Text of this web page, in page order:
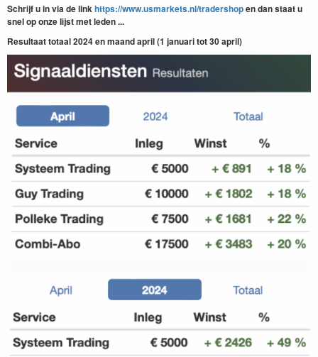
Schrijf u in via de linkhttps://www.usmarkets.nl/tradershopen dan staat u
snel op onze lijst met leden ...
Resultaat totaal 2024 en maand april (1 januari tot 30 april)